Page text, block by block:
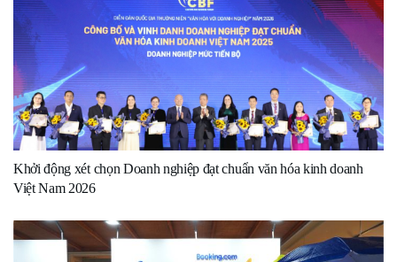
Khởi động xét chọn Doanh nghiệp đạt chuẩn văn hóa kinh doanh
Việt Nam 2026